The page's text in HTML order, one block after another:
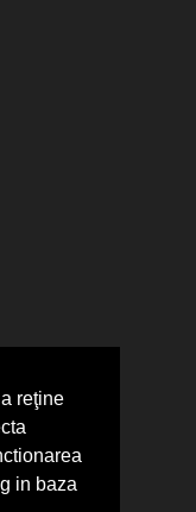
reţine
in baza